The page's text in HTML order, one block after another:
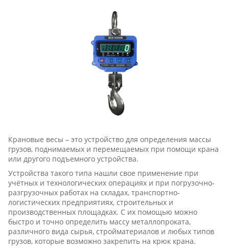
Крановые весы – это устройство для определения массы
грузов, поднимаемых и перемещаемых при помощи крана
или другого подъемного устройства.
Устройства такого типа нашли свое применение при
учётных и технологических операциях и при погрузочно-
разгрузочных работах на складах, транспортно-
логистических предприятиях, строительных и
производственных площадках. С их помощью можно
быстро и точно определить массу металлопроката,
различного вида сырья, стройматериалов и любых типов
грузов, которые возможно закрепить на крюк крана.